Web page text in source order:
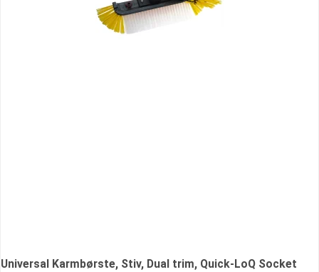
Universal Karmbørste, Stiv, Dual trim, Quick-LoQ Socket